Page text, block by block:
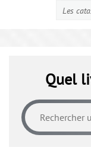
Les
Quel